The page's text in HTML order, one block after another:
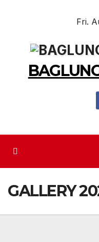
Fri.
GALLERY